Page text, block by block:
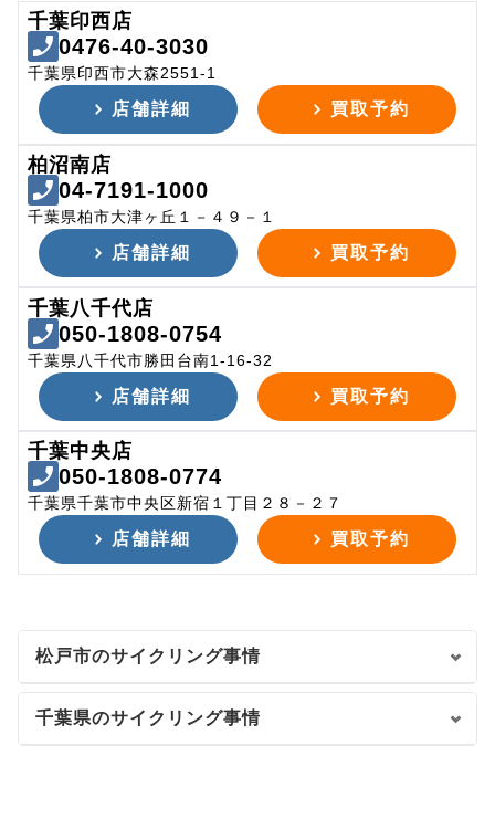
千葉印西店
0476-40-3030
千葉県印西市大森2551-1
店舗詳細 買取予約
柏沼南店
04-7191-1000
千葉県柏市大津ヶ丘１－４９－１
店舗詳細 買取予約
千葉八千代店
050-1808-0754
千葉県八千代市勝田台南1-16-32
店舗詳細 買取予約
千葉中央店
050-1808-0774
千葉県千葉市中央区新宿１丁目２８－２７
店舗詳細 買取予約
松戸市のサイクリング事情
千葉県のサイクリング事情